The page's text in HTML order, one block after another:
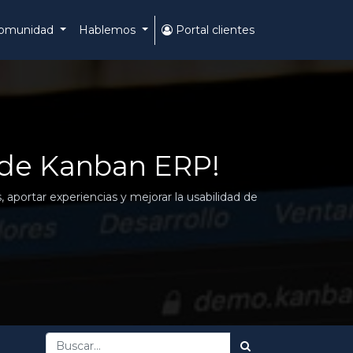
Hablemos Portal clientes
Kanban ERP!
experiencias y mejorar la usabilidad de